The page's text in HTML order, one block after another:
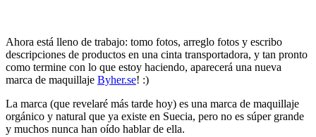
Ahora está lleno de trabajo: tomo fotos, arreglo fotos y escribo
descripciones de productos en una cinta transportadora, y tan pronto
como termine con lo que estoy haciendo, aparecerá una nueva
marca de maquillaje Byher.se! :)
La marca (que revelaré más tarde hoy) es una marca de maquillaje
orgánico y natural que ya existe en Suecia, pero no es súper grande
y muchos nunca han oído hablar de ella.